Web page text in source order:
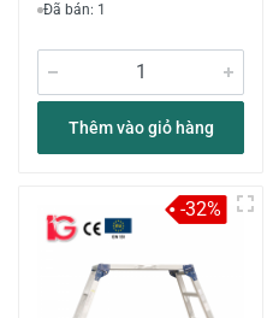
Đã bán: 1
Thêm vào giỏ hàng
-32%